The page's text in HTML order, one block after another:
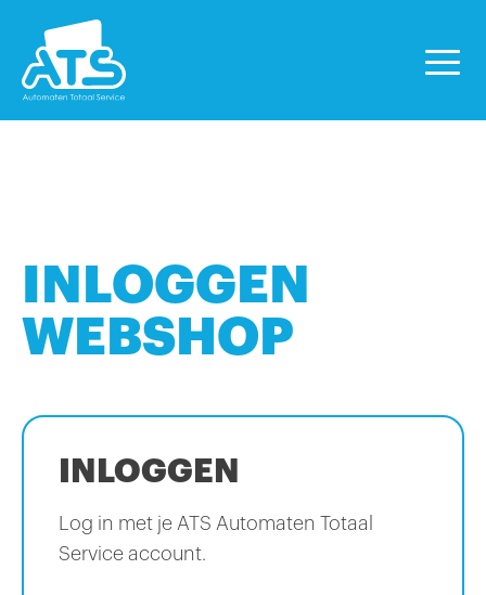
INLOGGEN
WEBSHOP
INLOGGEN
Log in met je ATS Automaten Totaal
Service account.